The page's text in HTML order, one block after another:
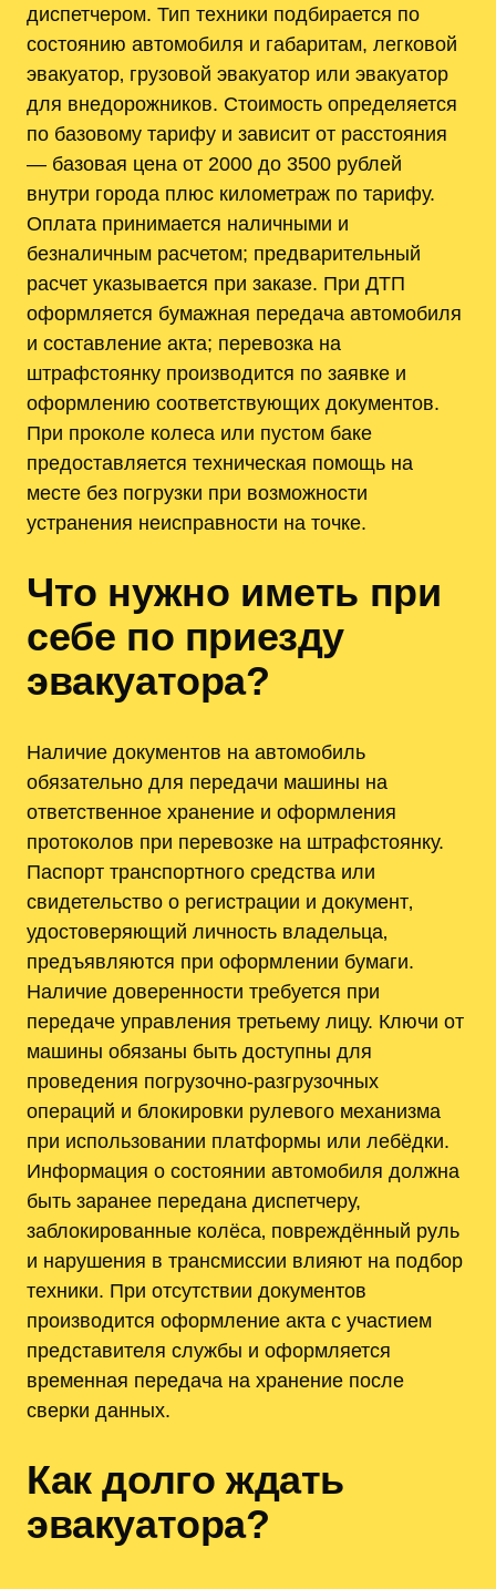
диспетчером. Тип техники подбирается по
состоянию автомобиля и габаритам, легковой
эвакуатор‚ грузовой эвакуатор или эвакуатор
для внедорожников. Стоимость определяется
по базовому тарифу и зависит от расстояния
— базовая цена от 2000 до 3500 рублей
внутри города плюс километраж по тарифу.
Оплата принимается наличными и
безналичным расчетом; предварительный
расчет указывается при заказе. При ДТП
оформляется бумажная передача автомобиля
и составление акта; перевозка на
штрафстоянку производится по заявке и
оформлению соответствующих документов.
При проколе колеса или пустом баке
предоставляется техническая помощь на
месте без погрузки при возможности
устранения неисправности на точке.
Что нужно иметь при
себе по приезду
эвакуатора?
Наличие документов на автомобиль
обязательно для передачи машины на
ответственное хранение и оформления
протоколов при перевозке на штрафстоянку.
Паспорт транспортного средства или
свидетельство о регистрации и документ‚
удостоверяющий личность владельца‚
предъявляются при оформлении бумаги.
Наличие доверенности требуется при
передаче управления третьему лицу. Ключи от
машины обязаны быть доступны для
проведения погрузочно-разгрузочных
операций и блокировки рулевого механизма
при использовании платформы или лебёдки.
Информация о состоянии автомобиля должна
быть заранее передана диспетчеру,
заблокированные колёса‚ повреждённый руль
и нарушения в трансмиссии влияют на подбор
техники. При отсутствии документов
производится оформление акта с участием
представителя службы и оформляется
временная передача на хранение после
сверки данных.
Как долго ждать
эвакуатора?